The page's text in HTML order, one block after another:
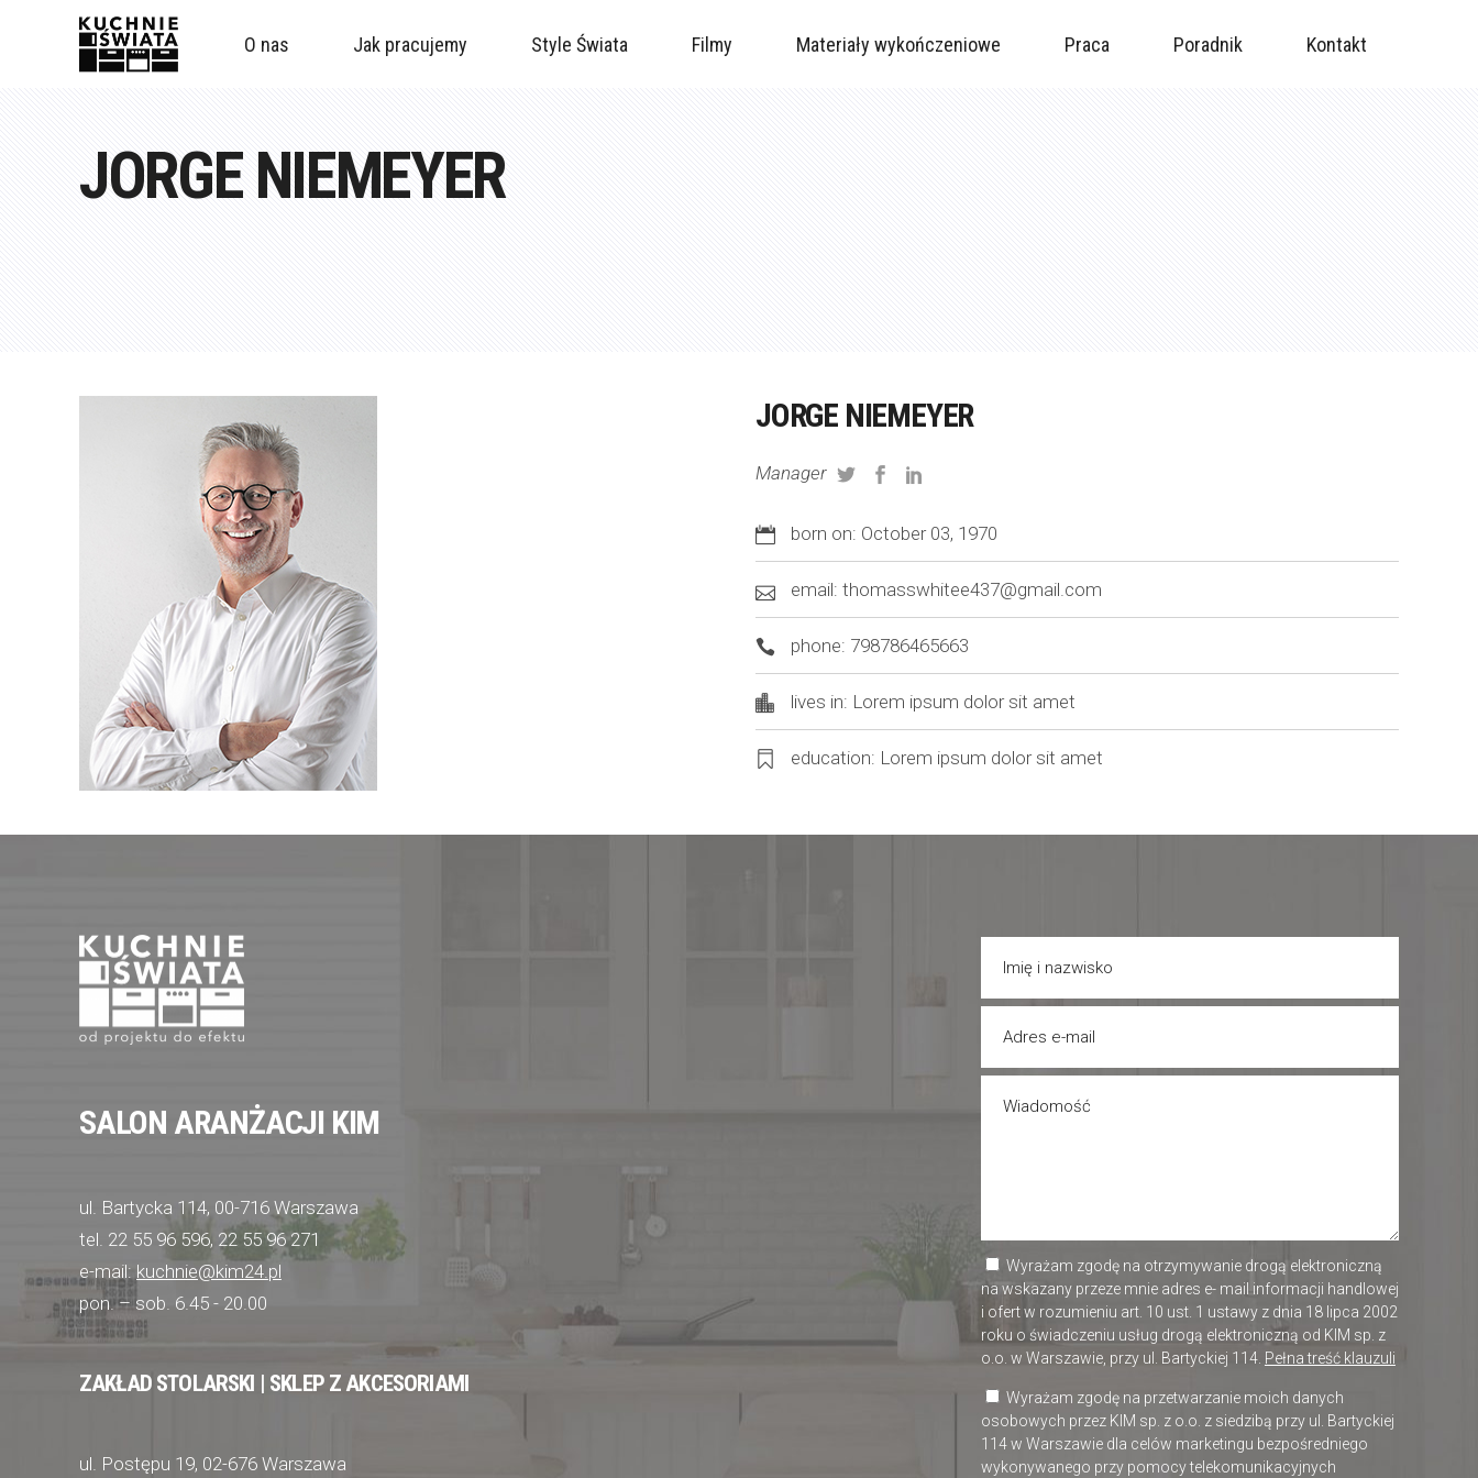
O nas Jak pracujemy Style Świata Filmy Materiały wykończeniowe Praca Poradnik Kontakt
JORGE NIEMEYER
JORGE NIEMEYER
Manager
born on: October 03, 1970
email: thomasswhitee437@gmail.com
phone: 798786465663
lives in: Lorem ipsum dolor sit amet
education: Lorem ipsum dolor sit amet
SALON ARANŻACJI KIM
ul. Bartycka 114, 00-716 Warszawa
tel. 22 55 96 596, 22 55 96 271
e-mail: kuchnie@kim24.pl
pon. – sob. 6.45 - 20.00
ZAKŁAD STOLARSKI | SKLEP Z AKCESORIAMI
ul. Postępu 19, 02-676 Warszawa
Wyrażam zgodę na otrzymywanie drogą elektroniczną
na wskazany przeze mnie adres e- mail informacji handlowej
i ofert w rozumieniu art. 10 ust. 1 ustawy z dnia 18 lipca 2002
roku o świadczeniu usług drogą elektroniczną od KIM sp. z
o.o. w Warszawie, przy ul. Bartyckiej 114. Pełna treść klauzuli
Wyrażam zgodę na przetwarzanie moich danych
osobowych przez KIM sp. z o.o. z siedzibą przy ul. Bartyckiej
114 w Warszawie dla celów marketingu bezpośredniego
wykonywanego przy pomocy telekomunikacyjnych